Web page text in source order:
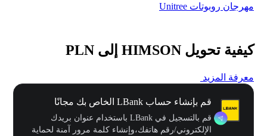
مهرجان روبوتات Unitree
كيفية تحويل HIMSON إلى PLN
معرفة المزيد
قم بإنشاء حساب LBank الخاص بك مجانًا
قم بالتسجيل في LBank باستخدام عنوان بريدك
الإلكتروني/رقم هاتفك،وإنشاء كلمة مرور آمنة لحماية